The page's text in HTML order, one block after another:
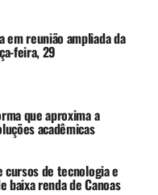
em reunião ampliada da
feira, 29
que aproxima a
acadêmicas
de tecnologia e
baixa renda de Canoas